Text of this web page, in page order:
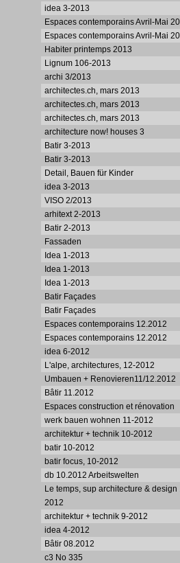
idea 3-2013
Espaces contemporains Avril-Mai
Espaces contemporains Avril-Mai
Habiter printemps 2013
Lignum 106-2013
archi 3/2013
architectes.ch, mars 2013
architectes.ch, mars 2013
architectes.ch, mars 2013
architecture now! houses 3
Batir 3-2013
Batir 3-2013
Detail, Bauen für Kinder
idea 3-2013
VISO 2/2013
arhitext 2-2013
Batir 2-2013
Fassaden
Idea 1-2013
Idea 1-2013
Idea 1-2013
Batir Façades
Batir Façades
Espaces contemporains 12.2012
Espaces contemporains 12.2012
idea 6-2012
L'alpe, architectures, 12-2012
Umbauen + Renovieren11/12.2012
Bâtir 11.2012
Espaces construction et rénovation
werk bauen wohnen 11-2012
architektur + technik 10-2012
batir 10-2012
batir focus, 10-2012
db 10.2012 Arbeitswelten
Le temps, sup architecture & design
2012
architektur + technik 9-2012
idea 4-2012
Bâtir 08.2012
c3 No 335